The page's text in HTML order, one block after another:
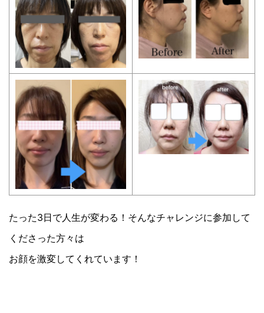
たった3日で人生が変わる！そんなチャレンジに参加して
くださった方々は
お顔を激変してくれています！